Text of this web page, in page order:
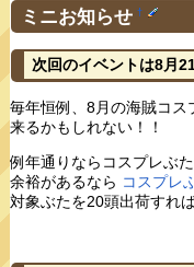
ミニお知らせ †
次回のイベントは8月
毎年恒例、8月の海賊コス
来るかもしれない！！
例年通りならコスプレぶ
余裕があるなら コスプレ
対象ぶたを20頭出荷すれ